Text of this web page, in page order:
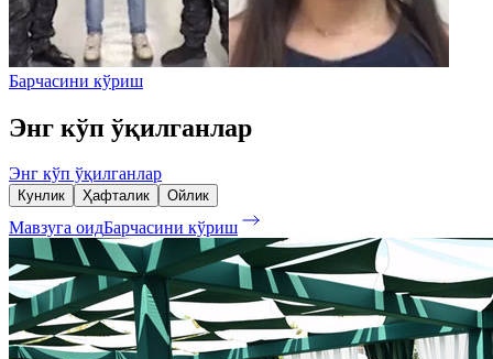
Барчасини кўриш
Энг кўп ўқилганлар
Энг кўп ўқилганлар
Кунлик Ҳафталик Ойлик
Мавзуга оидБарчасини кўриш